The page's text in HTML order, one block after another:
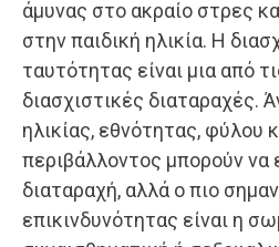
άμυνας στο ακραίο στρες
στην παιδική ηλικία. Η
ταυτότητας είναι μια από
διασχιστικές διαταραχές.
ηλικίας, εθνότητας, φύλου
περιβάλλοντος μπορούν να
διαταραχή, αλλά ο πιο
επικινδυνότητας είναι η